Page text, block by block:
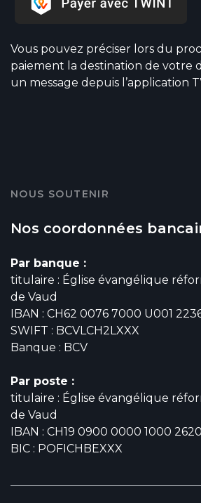
Vous pouvez préciser lors du
paiement la destination de votre
un message depuis l’application
NOUS SOUTENIR
Nos coordonnées
Par banque :
titulaire : Église évangélique
de Vaud
IBAN : CH62 0076 7000 U001
SWIFT : BCVLCH2LXXX
Banque : BCV
Par poste :
titulaire : Église évangélique
de Vaud
IBAN : CH19 0900 0000 1000
BIC : POFICHBEXXX